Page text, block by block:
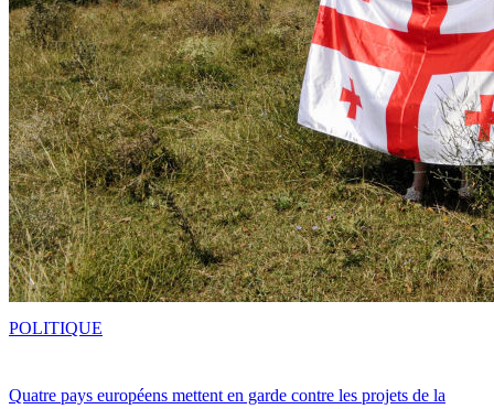
Quatre pays européens mettent en garde contre les projets de la
POLITIQUE